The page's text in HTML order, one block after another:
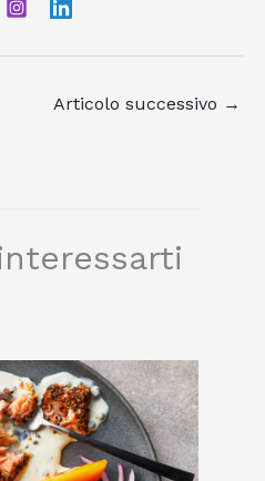
Articolo successivo →